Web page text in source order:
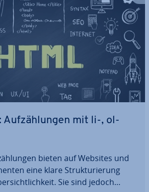
Auf­zäh­lun­gen mit li-, ol-
bieten auf Websites und
eine klare Struk­tu­rie­rung
Sie sind jedoch